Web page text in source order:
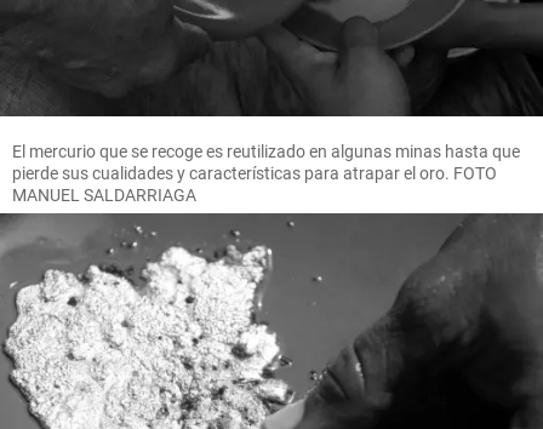
El mercurio que se recoge es reutilizado en algunas minas hasta que
pierde sus cualidades y características para atrapar el oro. FOTO
MANUEL SALDARRIAGA